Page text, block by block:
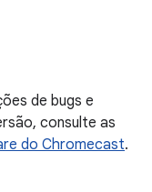
de bugs e
consulte as
do Chromecast.